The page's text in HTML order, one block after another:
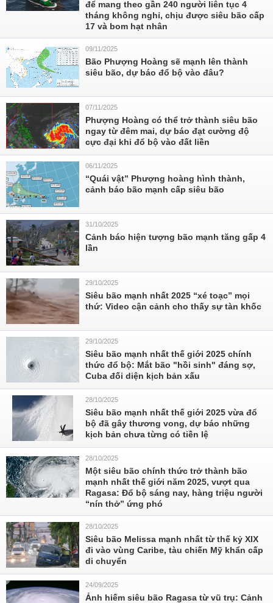
để mang theo gần 240 người liên tục 4
tháng không nghỉ, chịu được siêu bão cấp
17 và bom hạt nhân
09/11/2025
Bão Phượng Hoàng sẽ mạnh lên thành
siêu bão, dự báo đổ bộ vào đâu?
07/11/2025
Phượng Hoàng có thể trở thành siêu bão
ngay từ đêm mai, dự báo đạt cường độ
cực đại khi đổ bộ vào đất liền
06/11/2025
“Quái vật” Phượng hoàng hình thành,
cảnh báo bão mạnh cấp siêu bão
31/10/2025
Cảnh báo hiện tượng bão mạnh tăng gấp 4
lần
29/10/2025
Siêu bão mạnh nhất 2025 “xé toạc” mọi
thứ: Video cận cảnh cho thấy sự tàn khốc
29/10/2025
Siêu bão mạnh nhất thế giới 2025 chính
thức đổ bộ: Mắt bão "hồi sinh" đáng sợ,
Cuba đối diện kịch bản xấu
28/10/2025
Siêu bão mạnh nhất thế giới 2025 vừa đổ
bộ đã gây thương vong, dự báo những
kịch bản chưa từng có tiền lệ
28/10/2025
Một siêu bão chính thức trở thành bão
mạnh nhất thế giới năm 2025, vượt qua
Ragasa: Đổ bộ sáng nay, hàng triệu người
“nín thở” ứng phó
28/10/2025
Siêu bão Melissa mạnh nhất từ thế kỷ XIX
đi vào vùng Caribe, tàu chiến Mỹ khẩn cấp
di chuyển
24/09/2025
Ảnh hiếm siêu bão Ragasa từ vũ trụ: Cảnh